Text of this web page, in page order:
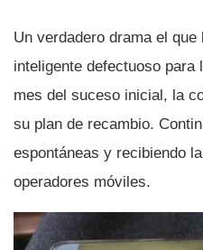
Un verdadero drama el
inteligente defectuoso para
mes del suceso inicial, la
su plan de recambio.
espontáneas y recibiendo
operadores móviles.